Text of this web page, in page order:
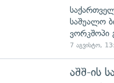
საშუალო
ვორკშოპი
7 აგვისტო,
აშშ-ის